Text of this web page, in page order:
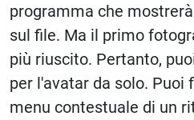
programma che
sul file. Ma il primo
più riuscito. Pertanto,
per l'avatar da solo. Puoi
menu contestuale di un